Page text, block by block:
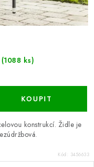
(1088 ks)
konstrukcí. Židle je
Kód: 3456633